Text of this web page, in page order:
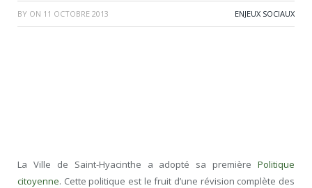
BY ON 11 OCTOBRE 2013 ENJEUX SOCIAUX
La Ville de Saint-Hyacinthe a adopté sa première Politique
citoyenne. Cette politique est le fruit d’une révision complète des